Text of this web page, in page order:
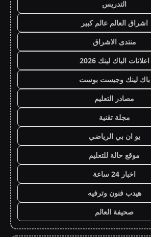
التدريس
اشراق العالم عالم كبير
منتدى الاشراق
اعلانات الباك لينك 2026
باك لينك وجيست بوست
مصادر التعليم
مجلة تقنية
يو ان بي الرياضي
موقع حالة للتعليم
اخبار 24 ساعة
هيدب فنون وترفيه
صحيفة العالم